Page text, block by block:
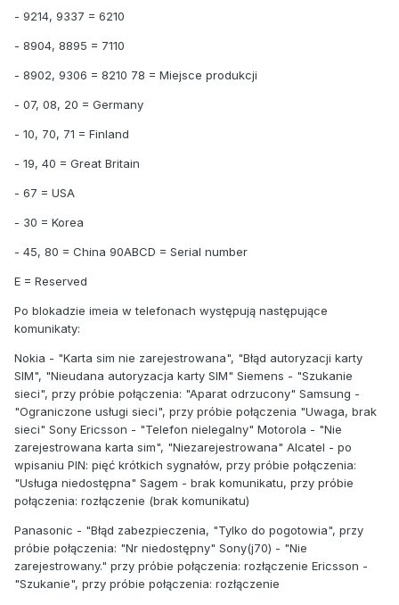
- 9214, 9337 = 6210
- 8904, 8895 = 7110
- 8902, 9306 = 8210 78 = Miejsce produkcji
- 07, 08, 20 = Germany
- 10, 70, 71 = Finland
- 19, 40 = Great Britain
- 67 = USA
- 30 = Korea
- 45, 80 = China 90ABCD = Serial number
E = Reserved
Po blokadzie imeia w telefonach występują następujące
komunikaty:
Nokia - "Karta sim nie zarejestrowana", "Błąd autoryzacji karty
SIM", "Nieudana autoryzacja karty SIM" Siemens - "Szukanie
sieci", przy próbie połączenia: "Aparat odrzucony" Samsung -
"Ograniczone usługi sieci", przy próbie połączenia "Uwaga, brak
sieci" Sony Ericsson - "Telefon nielegalny" Motorola - "Nie
zarejestrowana karta sim", "Niezarejestrowana" Alcatel - po
wpisaniu PIN: pięć krótkich sygnałów, przy próbie połączenia:
"Usługa niedostępna" Sagem - brak komunikatu, przy próbie
połączenia: rozłączenie (brak komunikatu)
Panasonic - "Błąd zabezpieczenia, "Tylko do pogotowia", przy
próbie połączenia: "Nr niedostępny" Sony(j70) - "Nie
zarejestrowany." przy próbie połączenia: rozłączenie Ericsson -
"Szukanie", przy próbie połączenia: rozłączenie